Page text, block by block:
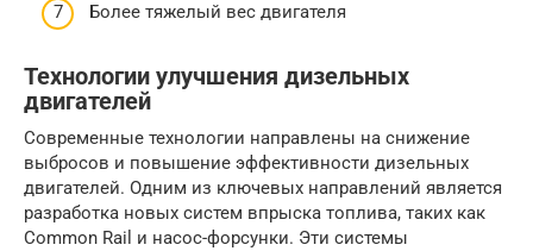
Более тяжелый вес двигателя
Технологии улучшения дизельных
двигателей
Современные технологии направлены на снижение
выбросов и повышение эффективности дизельных
двигателей. Одним из ключевых направлений является
разработка новых систем впрыска топлива, таких как
Common Rail и насос-форсунки. Эти системы